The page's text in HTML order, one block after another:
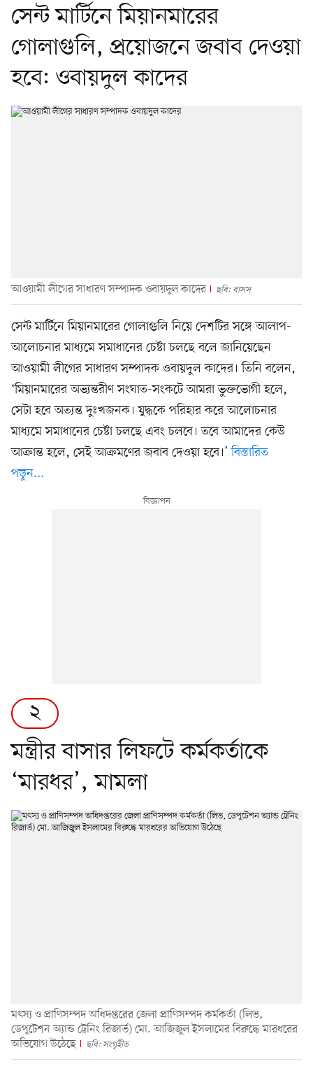
সেন্ট মার্টিনে মিয়ানমারের
গোলাগুলি, প্রয়োজনে জবাব দেওয়া
হবে: ওবায়দুল কাদের
আওয়ামী লীগের সাধারণ সম্পাদক ওবায়দুল কাদের ছবি: বাসস
সেন্ট মার্টিনে মিয়ানমারের গোলাগুলি নিয়ে দেশটির সঙ্গে আলাপ-
আলোচনার মাধ্যমে সমাধানের চেষ্টা চলছে বলে জানিয়েছেন
আওয়ামী লীগের সাধারণ সম্পাদক ওবায়দুল কাদের। তিনি বলেন,
‘মিয়ানমারের অভ্যন্তরীণ সংঘাত-সংকটে আমরা ভুক্তভোগী হলে,
সেটা হবে অত্যন্ত দুঃখজনক। যুদ্ধকে পরিহার করে আলোচনার
মাধ্যমে সমাধানের চেষ্টা চলছে এবং চলবে। তবে আমাদের কেউ
আক্রান্ত হলে, সেই আক্রমণের জবাব দেওয়া হবে।’বিস্তারিত
পড়ুন...
২
মন্ত্রীর বাসার লিফটে কর্মকর্তাকে
‘মারধর’, মামলা
মৎস্য ও প্রাণিসম্পদ অধিদপ্তরের জেলা প্রাণিসম্পদ কর্মকর্তা (লিভ,
ডেপুটেশন অ্যান্ড ট্রেনিং রিজার্ভ) মো. আজিজুল ইসলামের বিরুদ্ধে মারধরের
অভিযোগ উঠেছে
ছবি: সংগৃহীত